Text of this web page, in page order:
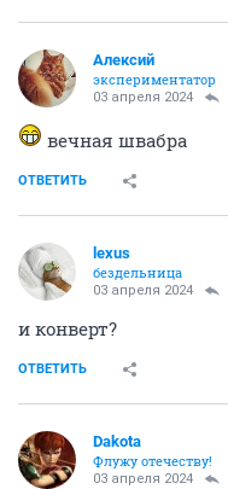
Алексий
экспериментатор
03 апреля 2024
вечная швабра
ОТВЕТИТЬ
lexus
бездельница
03 апреля 2024
и конверт?
ОТВЕТИТЬ
Dаkota
Флужу отечеству!
03 апреля 2024